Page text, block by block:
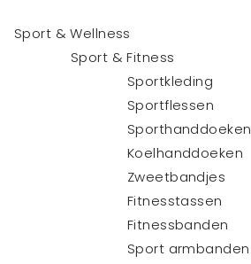
Sport & Wellness
Sport & Fitness
Sportkleding
Sportflessen
Sporthanddoeken
Koelhanddoeken
Zweetbandjes
Fitnesstassen
Fitnessbanden
Sport armbanden